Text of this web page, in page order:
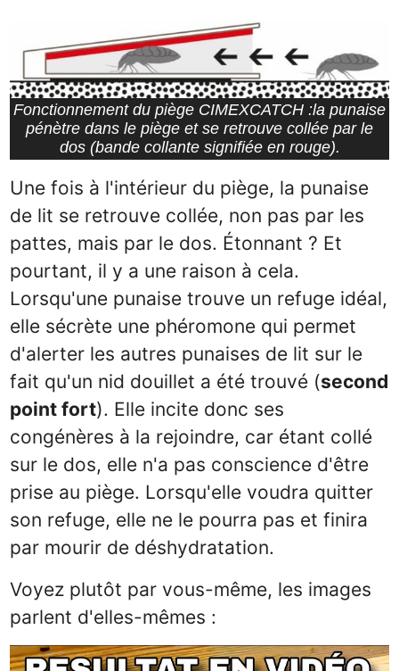
Fonctionnement du piège CIMEXCATCH :la punaise
pénètre dans le piège et se retrouve collée par le
dos (bande collante signifiée en rouge).
Une fois à l'intérieur du piège, la punaise
de lit se retrouve collée, non pas par les
pattes, mais par le dos. Étonnant ? Et
pourtant, il y a une raison à cela.
Lorsqu'une punaise trouve un refuge idéal,
elle sécrète une phéromone qui permet
d'alerter les autres punaises de lit sur le
fait qu'un nid douillet a été trouvé (second
point fort). Elle incite donc ses
congénères à la rejoindre, car étant collé
sur le dos, elle n'a pas conscience d'être
prise au piège. Lorsqu'elle voudra quitter
son refuge, elle ne le pourra pas et finira
par mourir de déshydratation.
Voyez plutôt par vous-même, les images
parlent d'elles-mêmes :